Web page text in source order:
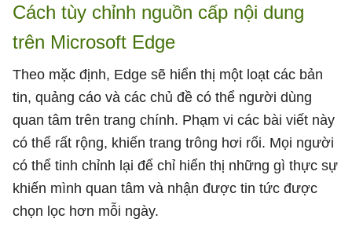
Cách tùy chỉnh nguồn cấp nội dung
trên Microsoft Edge
Theo mặc định, Edge sẽ hiển thị một loạt các bản
tin, quảng cáo và các chủ đề có thể người dùng
quan tâm trên trang chính. Phạm vi các bài viết này
có thể rất rộng, khiến trang trông hơi rối. Mọi người
có thể tinh chỉnh lại để chỉ hiển thị những gì thực sự
khiến mình quan tâm và nhận được tin tức được
chọn lọc hơn mỗi ngày.